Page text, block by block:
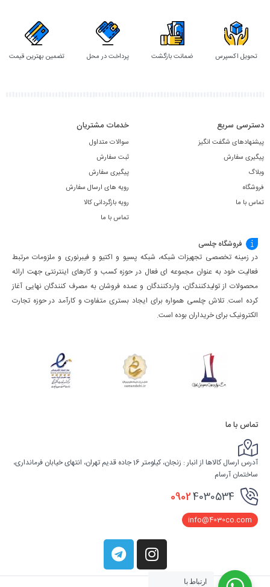
تحویل اکسپرس ضمانت بازگشت پرداخت در محل تضمین بهترین قیمت
دسترسی سریع
پیشنهادهای شگفت انگیز
پیگیری سفارش
وبلاگ
فروشگاه
تماس با ما
خدمات مشتریان
سوالات متداول
ثبت سفارش
پیگیری سفارش
رویه های ارسال سفارش
رویه بازگردانی کالا
تماس با ما
فروشگاه چلسی
در زمینه تخصصی تجهیزات شبکه، شبکه پسیو و اکتیو و فیبرنوری و ملزومات مرتبط
فعالیت خود به عنوان مجموعه ای فعال در حوزه کسب ‌و کارهای اینترنتی جهت ارائه
محصولات از تولیدکنندگان، واردکنندگان و عمده فروشان به مصرف کنندگان نهایی آغاز
کرده است. تلاش چلسی همواره برای ایجاد بستری متفاوت و کارآمد در حوزه تجارت
الکترونیک برای خریداران بوده است.
تماس با ما
آدرس ارسال کالاها از انبار : زنجان، کیلومتر 16 جاده قدیم تهران، انتهای خیابان فرمانداری،
ساختمان آرسام
09024030534
info@4030co.com
ارتباط با